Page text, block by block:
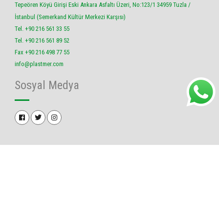
Tepeören Köyü Girişi Eski Ankara Asfaltı Üzeri, No:123/1 34959 Tuzla /
İstanbul (Semerkand Kültür Merkezi Karşısı)
Tel. +90 216 561 33 55
Tel. +90 216 561 89 52
Fax +90 216 498 77 55
info@plastmer.com
Sosyal Medya